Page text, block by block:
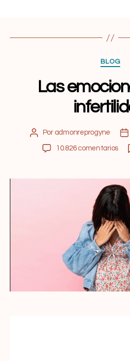
BLOG
Las
Por admonreprogyne
10.826 comentarios